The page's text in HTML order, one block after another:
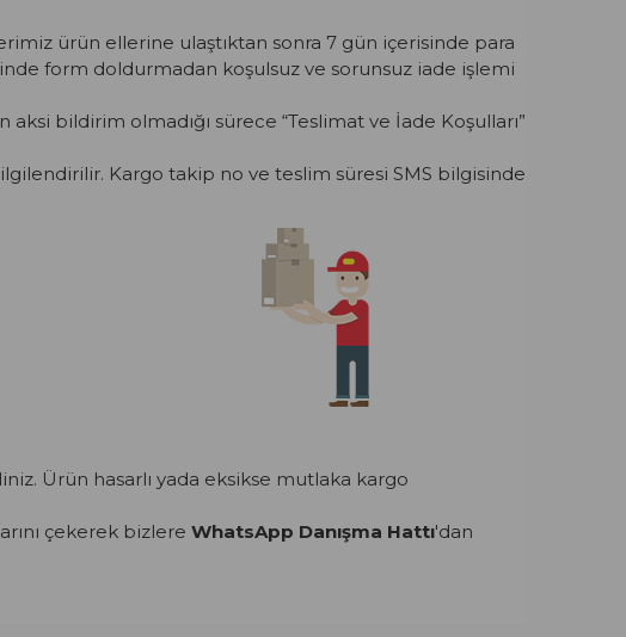
ürün ellerine ulaştıktan sonra 7 gün içerisinde para
form doldurmadan koşulsuz ve sorunsuz iade işlemi
bildirim olmadığı sürece “Teslimat ve İade Koşulları”
Kargo takip no ve teslim süresi SMS bilgisinde
Ürün hasarlı yada eksikse mutlaka kargo
çekerek bizlere WhatsApp Danışma Hattı'dan